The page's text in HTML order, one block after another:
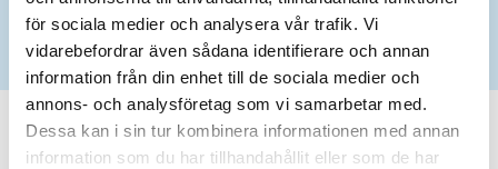
för sociala medier och analysera vår trafik. Vi
vidarebefordrar även sådana identifierare och annan
information från din enhet till de sociala medier och
annons- och analysföretag som vi samarbetar med.
Dessa kan i sin tur kombinera informationen med annan
information som du har tillhandahållit eller som de har
återbruk där du kan lämna in.
Kommunalt ansvar